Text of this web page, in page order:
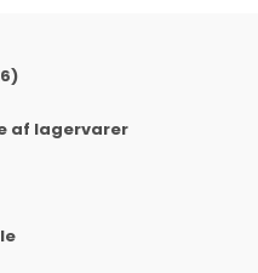
af lagervarer